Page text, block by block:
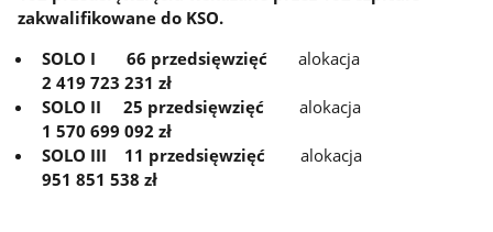
zakwalifikowane do KSO.
SOLO I 66 przedsięwzięć alokacja
2 419 723 231 zł
SOLO II 25 przedsięwzięć
alokacja
1 570 699 092 zł
SOLO III 11 przedsięwzięć
alokacja
951 851 538 zł